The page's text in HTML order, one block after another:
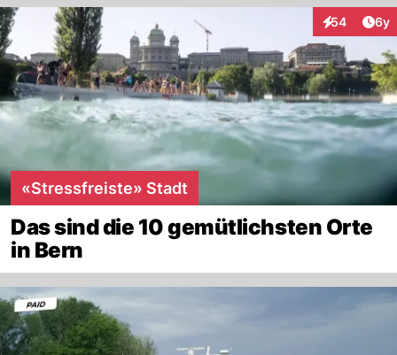
54
Interaktionen
6y
«Stressfreiste» Stadt
Das sind die 10 gemütlichsten Orte
in Bern